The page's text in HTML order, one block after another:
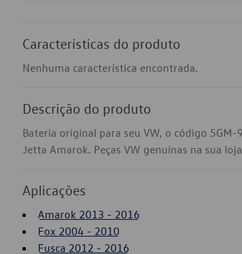
Características do produto
Nenhuma característica encontrada.
Descrição do produto
Bateria original para seu VW, o código
Jetta Amarok. Peças VW genuínas na sua
Aplicações
Amarok 2013 - 2016
Fox 2004 - 2010
Fusca 2012 - 2016